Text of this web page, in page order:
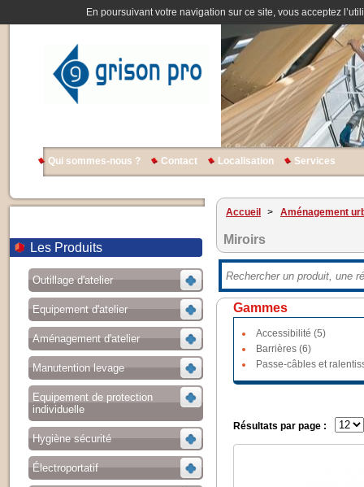
En poursuivant votre navigation sur ce site, vous acceptez
Qui sommes-nous ? Contact Localisation Services
Les Produits
Outillage d'atelier
Equipement d'atelier
Aménagement d'atelier
Manutention levage
Equipement de protection
individuelle
Hygiène sécurité
Électroportatif
Accueil > Aménagement
Miroirs
Gammes
Accessibilité (5)
Barrières (6)
Passe-câbles et
Résultats par page :